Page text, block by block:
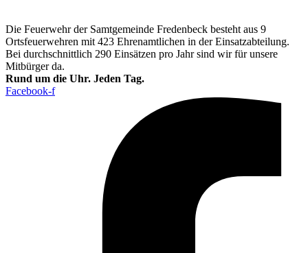
Die Feuerwehr der Samtgemeinde Fredenbeck besteht aus 9
Ortsfeuerwehren mit 423 Ehrenamtlichen in der Einsatzabteilung.
Bei durchschnittlich 290 Einsätzen pro Jahr sind wir für unsere
Mitbürger da.
Rund um die Uhr. Jeden Tag.
Facebook-f